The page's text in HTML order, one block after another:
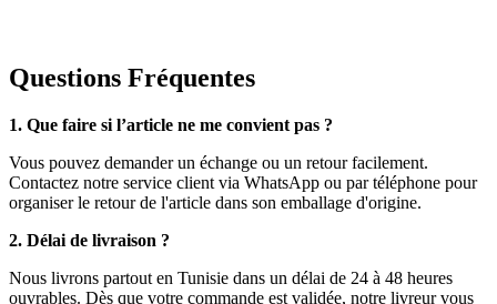
Questions Fréquentes
1. Que faire si l’article ne me convient pas ?
Vous pouvez demander un échange ou un retour facilement.
Contactez notre service client via WhatsApp ou par téléphone pour
organiser le retour de l'article dans son emballage d'origine.
2. Délai de livraison ?
Nous livrons partout en Tunisie dans un délai de 24 à 48 heures
ouvrables. Dès que votre commande est validée, notre livreur vous